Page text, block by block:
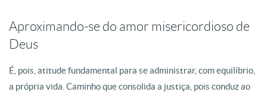
Aproximando-se do amor misericordioso de
Deus
É, pois, atitude fundamental para se administrar, com equilíbrio,
a própria vida. Caminho que consolida a justiça, pois conduz ao